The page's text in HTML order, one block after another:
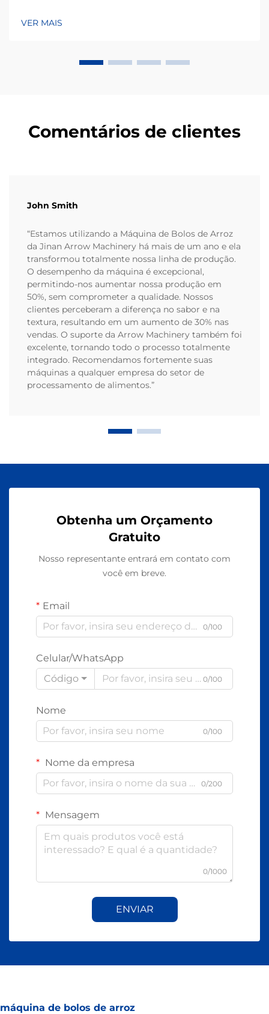
conhecido por sua forma irregular única e textura
VER MAIS
Comentários de clientes
John Smith
“Estamos utilizando a Máquina de Bolos de Arroz
da Jinan Arrow Machinery há mais de um ano e ela
transformou totalmente nossa linha de produção.
O desempenho da máquina é excepcional,
permitindo-nos aumentar nossa produção em
50%, sem comprometer a qualidade. Nossos
clientes perceberam a diferença no sabor e na
textura, resultando em um aumento de 30% nas
vendas. O suporte da Arrow Machinery também foi
excelente, tornando todo o processo totalmente
integrado. Recomendamos fortemente suas
máquinas a qualquer empresa do setor de
processamento de alimentos.”
Obtenha um Orçamento
Gratuito
Nosso representante entrará em contato com
você em breve.
Email
0/100
Celular/WhatsApp
Código
0/100
Nome
0/100
Nome da empresa
0/200
Mensagem
0/1000
ENVIAR
máquina de bolos de arroz